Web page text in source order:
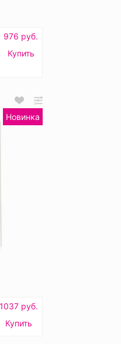
976 руб.
Купить
Новинка
1037 руб.
Купить